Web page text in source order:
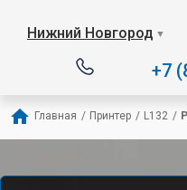
Нижний Новгород ▼
+7
Главная / Принтер / L132 /